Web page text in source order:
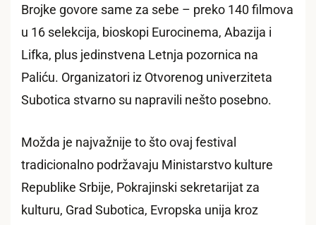
Brojke govore same za sebe – preko 140 filmova
u 16 selekcija, bioskopi Eurocinema, Abazija i
Lifka, plus jedinstvena Letnja pozornica na
Paliću. Organizatori iz Otvorenog univerziteta
Subotica stvarno su napravili nešto posebno.
Možda je najvažnije to što ovaj festival
tradicionalno podržavaju Ministarstvo kulture
Republike Srbije, Pokrajinski sekretarijat za
kulturu, Grad Subotica, Evropska unija kroz